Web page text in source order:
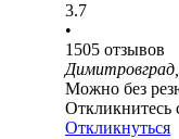
3.7
•
1505 отзывов
Можно без
Откликнитесь
Откликнуться